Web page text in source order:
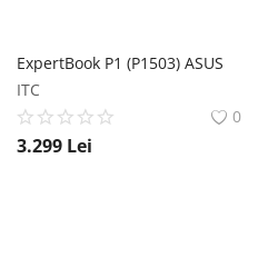
ExpertBook P1 (P1503) ASUS
ITC
0
3.299 Lei